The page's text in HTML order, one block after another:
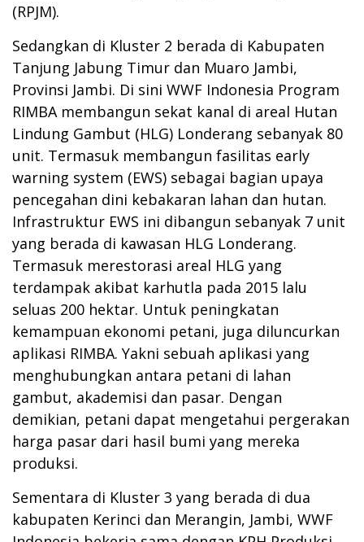
(RPJM).
Sedangkan di Kluster 2 berada di Kabupaten
Tanjung Jabung Timur dan Muaro Jambi,
Provinsi Jambi. Di sini WWF Indonesia Program
RIMBA membangun sekat kanal di areal Hutan
Lindung Gambut (HLG) Londerang sebanyak 80
unit. Termasuk membangun fasilitas early
warning system (EWS) sebagai bagian upaya
pencegahan dini kebakaran lahan dan hutan.
Infrastruktur EWS ini dibangun sebanyak 7 unit
yang berada di kawasan HLG Londerang.
Termasuk merestorasi areal HLG yang
terdampak akibat karhutla pada 2015 lalu
seluas 200 hektar. Untuk peningkatan
kemampuan ekonomi petani, juga diluncurkan
aplikasi RIMBA. Yakni sebuah aplikasi yang
menghubungkan antara petani di lahan
gambut, akademisi dan pasar. Dengan
demikian, petani dapat mengetahui pergerakan
harga pasar dari hasil bumi yang mereka
produksi.
Sementara di Kluster 3 yang berada di dua
kabupaten Kerinci dan Merangin, Jambi, WWF